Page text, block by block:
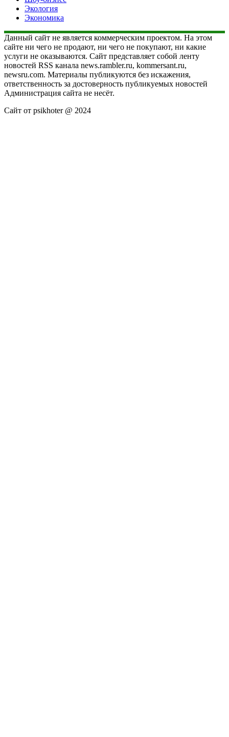
Экология
Экономика
Данный сайт не является коммерческим проектом. На этом
сайте ни чего не продают, ни чего не покупают, ни какие
услуги не оказываются. Сайт представляет собой ленту
новостей RSS канала news.rambler.ru, kommersant.ru,
newsru.com. Материалы публикуются без искажения,
ответственность за достоверность публикуемых новостей
Администрация сайта не несёт.
Сайт от psikhoter @ 2024